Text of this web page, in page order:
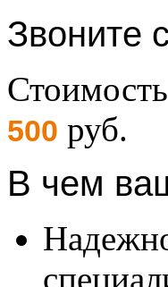
Звоните
500 руб.
В чем